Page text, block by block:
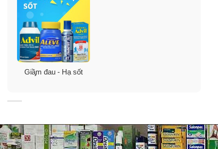
Hướng dẫn sử dụng:
Người lớn và Trẻ em từ 12 tuổi trở lên
-Sử dụng 1-2 viên mỗi 6 giờ khi cần thiết. Không dùng
quá 6 viên trong vòng 24h. Không sử dụng quá liều quy
Giầ̡m đau - Hạ sốt